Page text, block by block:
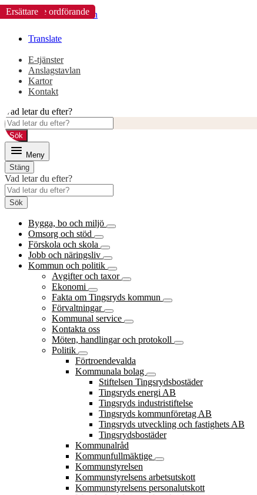
Gå
innehåll
Gå
huvudmeny
Translate
E-tjänster
Anslagstavlan
Kartor
Kontakt
Vad letar du efter?
Sök
Meny
Stäng
Vad letar du efter?
Sök
Bygga, bo och miljö
Omsorg och stöd
Förskola och skola
Jobb och näringsliv
Kommun och politik
Avgifter och taxor
Ekonomi
Fakta om Tingsryds kommun
Förvaltningar
Kommunal service
Kontakta oss
Möten, handlingar och protokoll
Politik
Förtroendevalda
Kommunala bolag
Stiftelsen Tingsrydsbostäder
Tingsryds energi AB
Tingsryds industristiftelse
Tingsryds kommunföretag AB
Tingsryds utveckling och fastighets AB
Tingsrydsbostäder
Kommunalråd
Kommunfullmäktige
Kommunstyrelsen
Kommunstyrelsens arbetsutskott
Kommunstyrelsens personalutskott
Revisor
Revisor
Ersättare
Ledamot
Revisor
Ersättare
Förste vice ordförande
Ledamot
Revisor
Ledamot
Ersättare
Revisor
Ersättare